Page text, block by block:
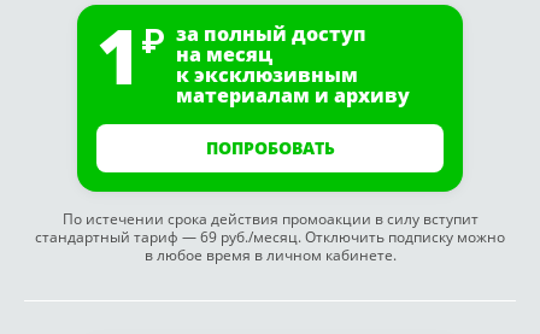
1 за полный доступ
на месяц
к эксклюзивным
материалам и архиву
ПОПРОБОВАТЬ
По истечении срока действия промоакции в силу вступит
стандартный тариф — 69 руб./месяц. Отключить подписку можно
в любое время в личном кабинете.